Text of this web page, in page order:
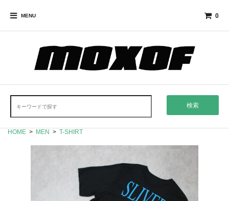
MENU 0
検索
HOME > MEN > T-SHIRT